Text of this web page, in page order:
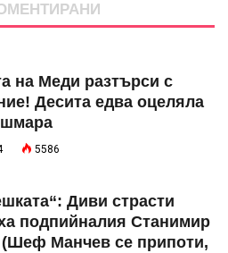
на Меди разтърси с
Десита едва оцеляла
5586
Диви страсти
подпийналия Станимир
Манчев се припоти,